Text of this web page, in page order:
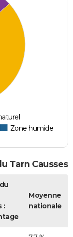
Zone humide
Tarn Causses
:
Moyenne
nationale